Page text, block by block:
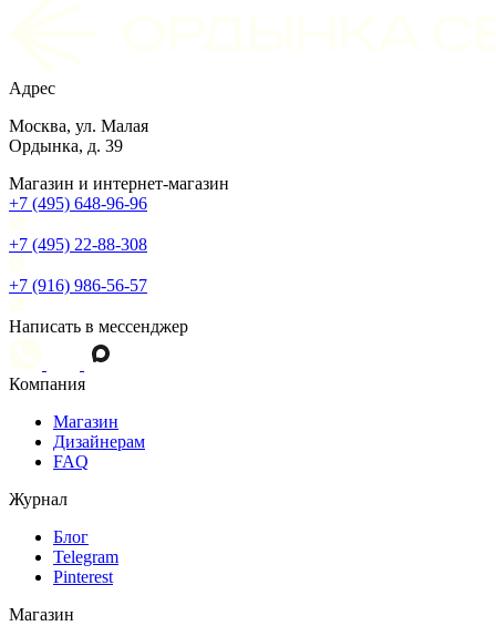
Адрес
Москва, ул. Малая
Ордынка, д. 39
Магазин и интернет-магазин
+7 (495) 648-96-96
+7 (495) 22-88-308
+7 (916) 986-56-57
Написать в мессенджер
Компания
Магазин
Дизайнерам
FAQ
Журнал
Блог
Telegram
Pinterest
Магазин